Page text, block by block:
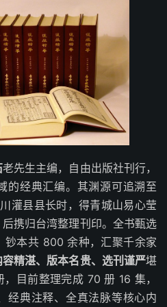
老先生主编，自由出版社刊行，
的经典汇编。其渊源可追溯至
灌县县长时，得青城山易心莹
携归台湾整理刊印。全书甄选
钞本共 800 余种，汇聚千余家
精湛、版本名贵、选刊谨严堪
目前整理完成 70 册 16 集，
经典注释、全真法脉等核心内